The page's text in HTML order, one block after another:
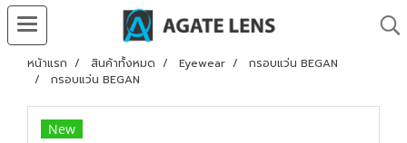
หน้าแรก สินค้าทั้งหมด Eyewear
กรอบแว่น BEGAN
กรอบแว่น BEGAN
New